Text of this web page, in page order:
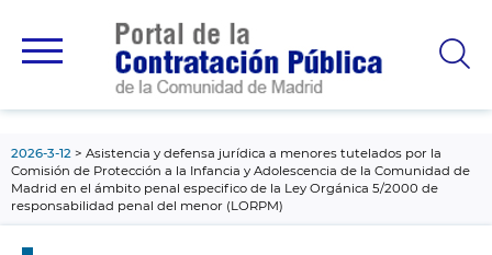
principal
2026-3-12
Asistencia y defensa jurídica a menores tutelados por la
Comisión de Protección a la Infancia y Adolescencia de la Comunidad de
Madrid en el ámbito penal especifico de la Ley Orgánica 5/2000 de
responsabilidad penal del menor (LORPM)